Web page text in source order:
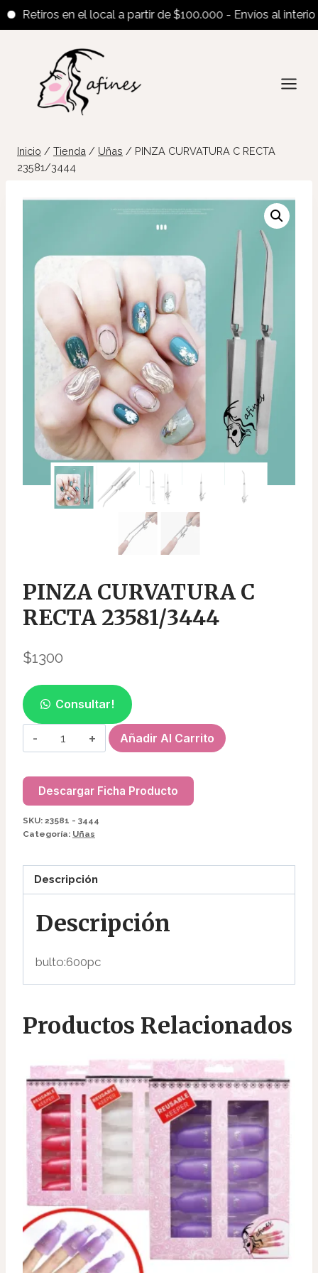
en el local a partir de $100.000 - Envíos al interior a
contenido
Inicio / Tienda / Uñas / PINZA CURVATURA C RECTA
23581/3444
PINZA CURVATURA C
RECTA 23581/3444
$1300
Consultar!
PINZA
CURVATURA
RECTA
23581/3444
cantidad
Añadir Al Carrito
Descargar Ficha Producto
SKU: 23581 - 3444
Categoría: Uñas
Descripción
Descripción
bulto:600pc
Productos Relacionados